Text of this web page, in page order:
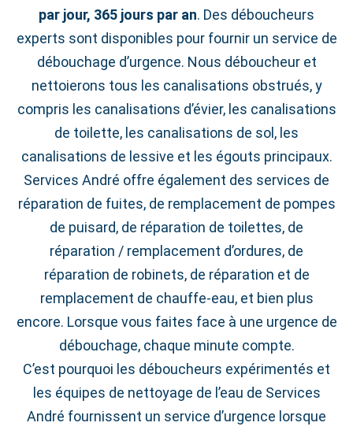
par jour, 365 jours par an. Des déboucheurs
experts sont disponibles pour fournir un service de
débouchage d’urgence. Nous déboucheur et
nettoierons tous les canalisations obstrués, y
compris les canalisations d’évier, les canalisations
de toilette, les canalisations de sol, les
canalisations de lessive et les égouts principaux.
Services André offre également des services de
réparation de fuites, de remplacement de pompes
de puisard, de réparation de toilettes, de
réparation / remplacement d’ordures, de
réparation de robinets, de réparation et de
remplacement de chauffe-eau, et bien plus
encore. Lorsque vous faites face à une urgence de
débouchage, chaque minute compte.
C’est pourquoi les déboucheurs expérimentés et
les équipes de nettoyage de l’eau de Services
André fournissent un service d’urgence lorsque